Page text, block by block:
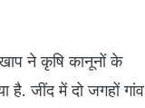
ने कृषि कानूनों के
है. जींद में दो जगहों गांव